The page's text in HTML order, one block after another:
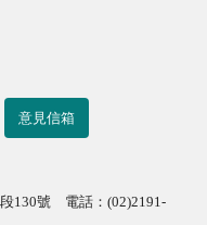
意見信箱
130號 電話：(02)2191-